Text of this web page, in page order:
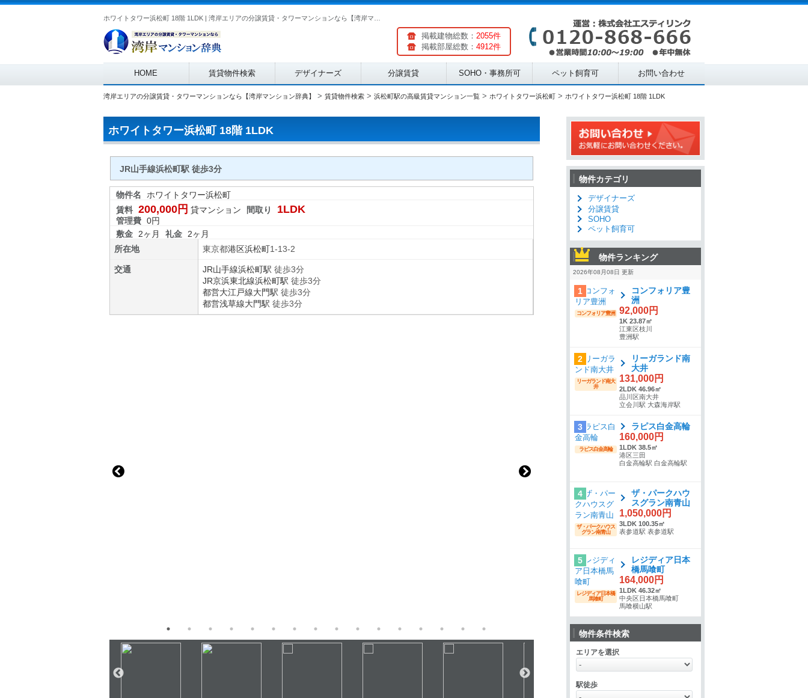
掲載建物総数： 2055件
掲載部屋総数： 4912件
Main menu
HOME 賃貸物件検索 デザイナーズ 分譲賃貸 SOHO・事務所可 ペット飼育可 お問い合わせ
湾岸エリアの分譲賃貸・タワーマンションなら【湾岸マンション辞典】 > 賃貸物件検索 > 浜松町駅の高級賃貸マンション一覧 > ホワイトタワー浜松町 > ホワイトタワー浜松町 18階 1LDK
ホワイトタワー浜松町 18階 1LDK
JR山手線浜松町駅 徒歩3分
物件名
ホワイトタワー浜松町
賃料 200,000円 貸マンション 間取り 1LDK
管理費 0円
敷金
2ヶ月 礼金
2ヶ月
所在地
東京都港区浜松町1-13-2
交通 JR山手線浜松町駅 徒歩3分
JR京浜東北線浜松町駅 徒歩3分
都営大江戸線大門駅 徒歩3分
都営浅草線大門駅 徒歩3分
物件カテゴリ
デザイナーズ
分譲賃貸
SOHO
ペット飼育可
物件ランキング
2026年08月08日 更新
1
コンフォリア豊洲
コンフォリア豊
洲
92,000円
1K 23.87㎡
江東区枝川
豊洲駅
2
リーガランド南大
井
リーガランド南
大井
131,000円
2LDK 46.96㎡
品川区南大井
立会川駅 大森海岸駅
3
ラピス白金高輪
ラピス白金高輪
160,000円
1LDK 38.5㎡
港区三田
白金高輪駅 白金高輪駅
4
ザ・パークハウス
グラン南青山
ザ・パークハウ
スグラン南青山
1,050,000円
3LDK 100.35㎡
表参道駅 表参道駅
5
レジディア日本橋
馬喰町
レジディア日本
橋馬喰町
164,000円
1LDK 46.32㎡
中央区日本橋馬喰町
馬喰横山駅
物件条件検索
エリアを選択
駅徒歩